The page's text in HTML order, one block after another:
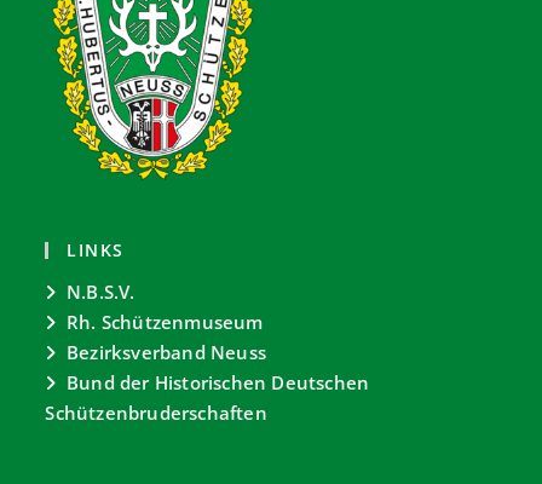
LINKS
N.B.S.V.
Rh. Schützenmuseum
Bezirksverband Neuss
Bund der Historischen Deutschen
Schützenbruderschaften